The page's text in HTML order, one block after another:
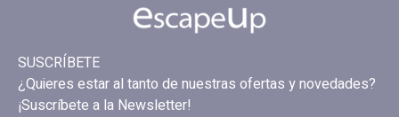
SUSCRÍBETE
¿Quieres estar al tanto de nuestras ofertas y novedades?
¡Suscríbete a la Newsletter!